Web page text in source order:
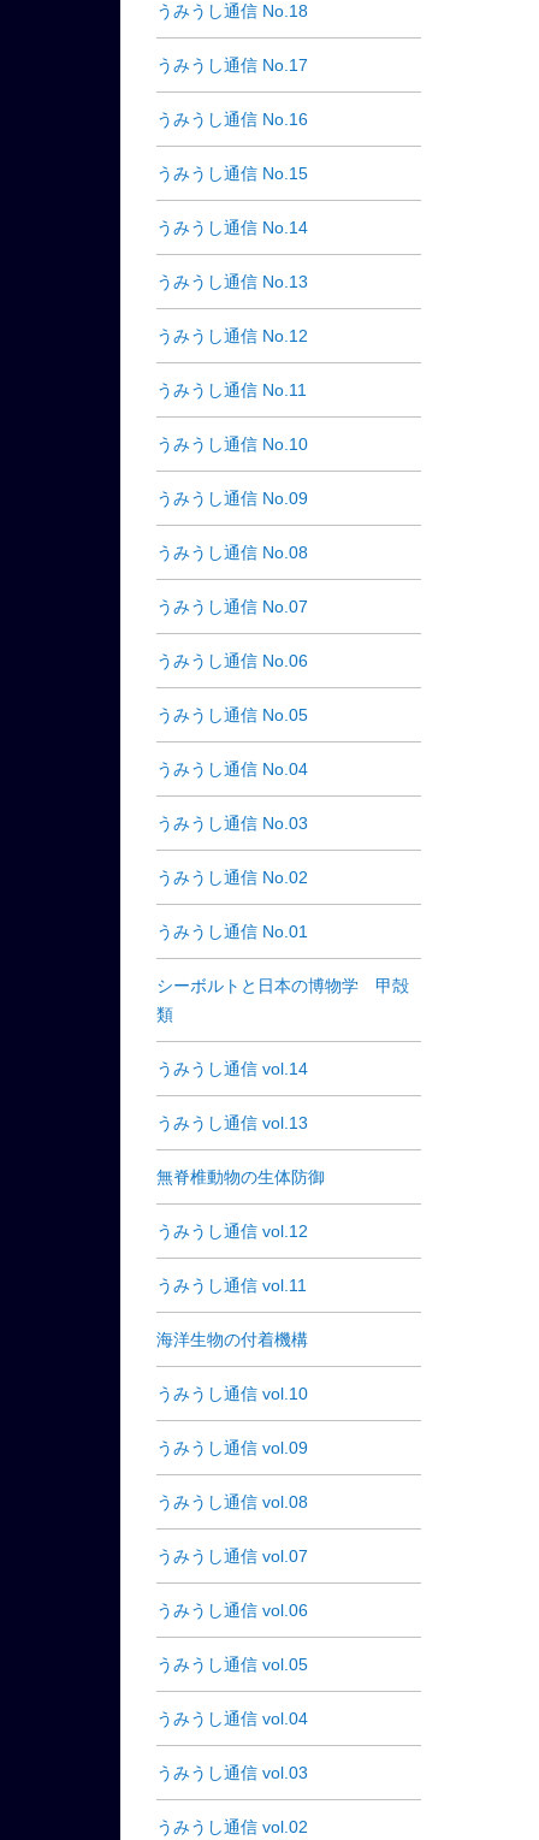
うみうし通信 No.18
うみうし通信 No.17
うみうし通信 No.16
うみうし通信 No.15
うみうし通信 No.14
うみうし通信 No.13
うみうし通信 No.12
うみうし通信 No.11
うみうし通信 No.10
うみうし通信 No.09
うみうし通信 No.08
うみうし通信 No.07
うみうし通信 No.06
うみうし通信 No.05
うみうし通信 No.04
うみうし通信 No.03
うみうし通信 No.02
うみうし通信 No.01
シーボルトと日本の博物学 甲殻
類
うみうし通信 vol.14
うみうし通信 vol.13
無脊椎動物の生体防御
うみうし通信 vol.12
うみうし通信 vol.11
海洋生物の付着機構
うみうし通信 vol.10
うみうし通信 vol.09
うみうし通信 vol.08
うみうし通信 vol.07
うみうし通信 vol.06
うみうし通信 vol.05
うみうし通信 vol.04
うみうし通信 vol.03
うみうし通信 vol.02